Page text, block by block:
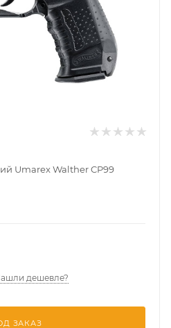
Umarex Walther CP99
дешевле?
ЗАКАЗ